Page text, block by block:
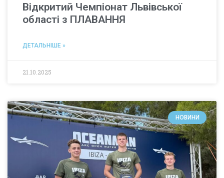
Відкритий Чемпіонат Львівської
області з ПЛАВАННЯ
ДЕТАЛЬНІШЕ »
21.10.2025
НОВИНИ